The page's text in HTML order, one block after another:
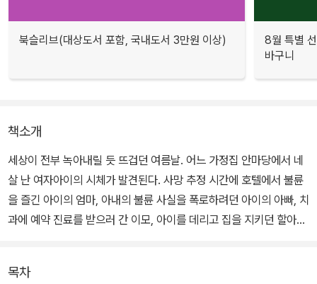
북슬리브(대상도서 포함, 국내도서 3만원 이상)
8월 특별
바구니
책소개
세상이 전부 녹아내릴 듯 뜨겁던 여름날. 어느 가정집 안마당에서 네
살 난 여자아이의 시체가 발견된다. 사망 추정 시간에 호텔에서 불륜
을 즐긴 아이의 엄마, 아내의 불륜 사실을 폭로하려던 아이의 아빠, 치
과에 예약 진료를 받으러 간 이모, 아이를 데리고 집을 지키던 할아버
목차